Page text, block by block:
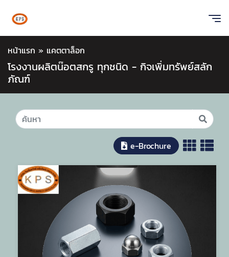
หน้าแรก » แคตตาล็อก
โรงงานผลิตน๊อตสกรู ทุกชนิด - กิจเพิ่มทรัพย์สลัก
ภัณฑ์
e-Brochure